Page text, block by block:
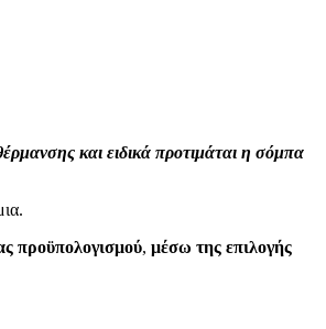
και ειδικά προτιμάται η σόμπα
προϋπολογισμού, μέσω της επιλογής